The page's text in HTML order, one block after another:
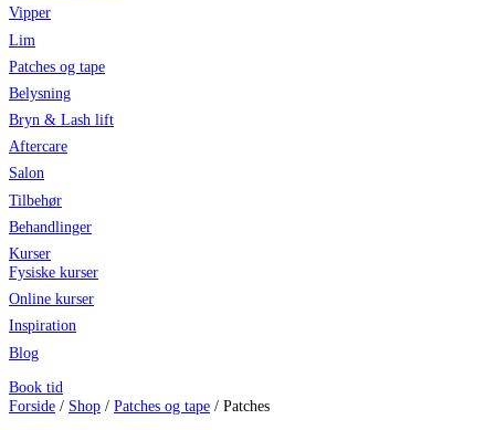
Vipper
Lim
Patches og tape
Belysning
Bryn & Lash lift
Aftercare
Salon
Tilbehør
Behandlinger
Kurser
Fysiske kurser
Online kurser
Inspiration
Blog
Book tid
Forside / Shop / Patches og tape / Patches